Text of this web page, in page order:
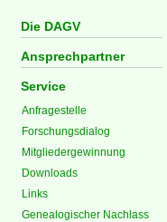
Die DAGV
Ansprechpartner
Service
Anfragestelle
Forschungsdialog
Mitgliedergewinnung
Downloads
Links
Genealogischer Nachlass